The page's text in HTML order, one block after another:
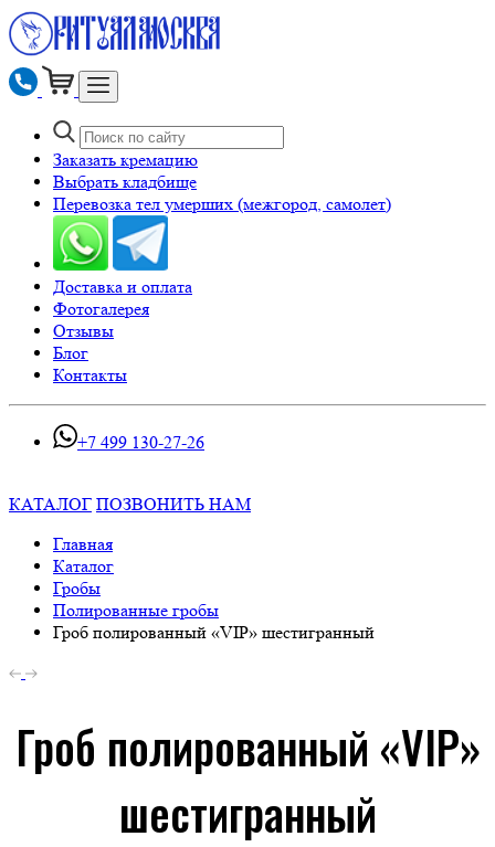
Заказать кремацию
Выбрать кладбище
Перевозка тел умерших (межгород, самолет)
Доставка и оплата
Фотогалерея
Отзывы
Блог
Контакты
+7 499 130-27-26
КАТАЛОГ ПОЗВОНИТЬ НАМ
Главная
Каталог
Гробы
Полированные гробы
Гроб полированный «VIP» шестигранный
Гроб полированный «VIP»
шестигранный